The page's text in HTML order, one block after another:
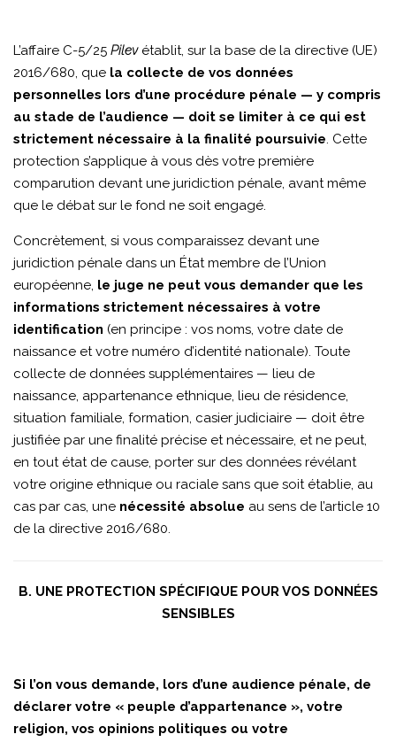
L’affaire C-5/25 Pilevétablit, sur la base de la directive (UE)
2016/680, que la collecte de vos données
personnelles lors d’une procédure pénale — y compris
au stade de l’audience — doit se limiter à ce qui est
strictement nécessaire à la finalité poursuivie. Cette
protection s’applique à vous dès votre première
comparution devant une juridiction pénale, avant même
que le débat sur le fond ne soit engagé.
Concrètement, si vous comparaissez devant une
juridiction pénale dans un État membre de l’Union
européenne, le juge ne peut vous demander que les
informations strictement nécessaires à votre
identification (en principe : vos noms, votre date de
naissance et votre numéro d’identité nationale). Toute
collecte de données supplémentaires — lieu de
naissance, appartenance ethnique, lieu de résidence,
situation familiale, formation, casier judiciaire — doit être
justifiée par une finalité précise et nécessaire, et ne peut,
en tout état de cause, porter sur des données révélant
votre origine ethnique ou raciale sans que soit établie, au
cas par cas, une nécessité absolue au sens de l’article 10
de la directive 2016/680.
B. UNE PROTECTION SPÉCIFIQUE POUR VOS DONNÉES
SENSIBLES
Si l’on vous demande, lors d’une audience pénale, de
déclarer votre « peuple d’appartenance », votre
religion, vos opinions politiques ou votre